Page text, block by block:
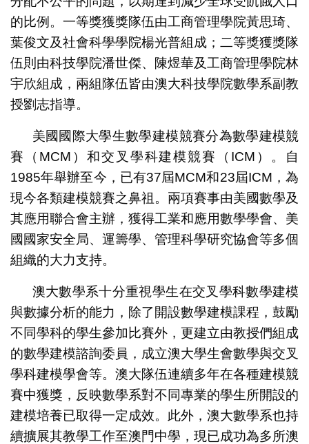
的比例。一等獎獲獎隊伍由工商管理學院黃思琦、
葉俊文及社會科學學院楊光普組成；二等獎獲獎隊
伍則由科技學院潘世傑、陳煜華及工商管理學院林
宇欣組成，兩組隊伍皆由澳大科技學院數學系副教
授劉志指導。
美國國際大學生數學建模競賽分為數學建模競
賽（MCM）和交叉學科建模競賽（ICM）。自
1985年舉辦至今，已有37屆MCM和23屆ICM，為
現今各類建模競賽之鼻祖。兩項賽事由美國數學及
其應用聯合會主辦，獲得工業和應用數學學會、美
國國家安全局、運籌學、管理科學研究協會等多個
組織的大力支持。
澳大數學系十分重視學生在交叉學科數學建模
與數據分析的能力，除了開設數學建模課程，鼓勵
不同學科的學生參加比賽外，更建立由教授們組成
的數學建模諮詢委員，成立澳大學生會數學與交叉
學科建模學會等。澳大隊伍連續多年在各種建模競
賽中獲獎，反映數學系對不同專業的學生所開設的
建模培養已取得一定成效。此外，澳大數學系也持
續擴展其教學工作至澳門中學，現已成功為多所澳